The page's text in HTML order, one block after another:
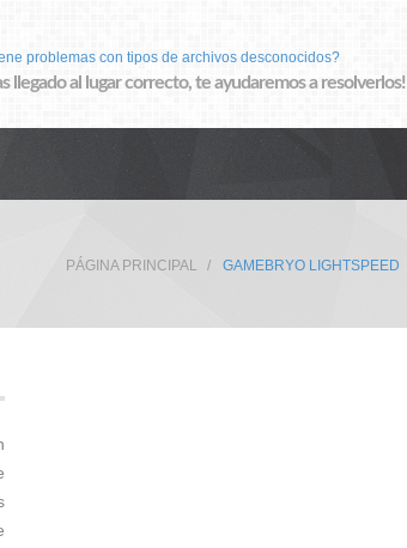
problemas con tipos de archivos desconocidos?
llegado al lugar correcto, te ayudaremos a resolverlos!
PÁGINA PRINCIPAL GAMEBRYO LIGHTSPEED